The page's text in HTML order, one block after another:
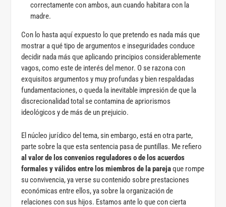
correctamente con ambos, aun cuando habitara con la
madre.
Con lo hasta aquí expuesto lo que pretendo es nada más que
mostrar a qué tipo de argumentos e inseguridades conduce
decidir nada más que aplicando principios considerablemente
vagos, como este de interés del menor. O se razona con
exquisitos argumentos y muy profundas y bien respaldadas
fundamentaciones, o queda la inevitable impresión de que la
discrecionalidad total se contamina de apriorismos
ideológicos y de más de un prejuicio.
El núcleo jurídico del tema, sin embargo, está en otra parte,
parte sobre la que esta sentencia pasa de puntillas. Me refiero
al valor de los convenios reguladores o de los acuerdos
formales y válidos entre los miembros de la parejaque rompe
su convivencia, ya verse su contenido sobre prestaciones
económicas entre ellos, ya sobre la organización de
relaciones con sus hijos. Estamos ante lo que con cierta